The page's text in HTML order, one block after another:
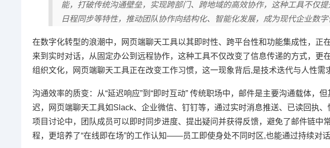
能，打破传统沟通壁垒，实现跨部门、跨地域的高效协作，这种工具不仅
日程同步等特性，推动团队协作向结构化、智能化发展，成为现代企业数字
在数字化转型的浪潮中，网页端聊天工具以其即时性、跨平台性和功能集成性，正
来到实时对话，从固定办公到远程协作，这种工具不仅改变了信息传递的方式，更
组织文化，网页端聊天工具正在改变工作习惯，这一现象背后,是技术迭代与人性需
沟通效率的质变：从“延迟响应”到“即时互动” 传统职场中，邮件是主要沟通载体，
迟，网页端聊天工具如Slack、企业微信、钉钉等，通过实时消息推送、已读回执、
项目讨论中，团队成员可以即时同步进度、提出疑问并获得反馈，避免了邮件链中
程，更培养了“在线即在场”的工作认知——员工即使身处不同时区,也能通过持续对话